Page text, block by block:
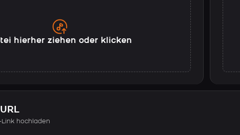
hierher ziehen oder klicken
Link hochladen